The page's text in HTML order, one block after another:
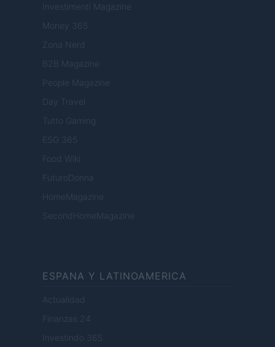
Investimenti Magazine
Money 365
Zona Nerd
B2B Magazine
People Magazine
Day Travel
Tutto Gaming
ESG 365
Food Wiki
FuturoDonna
HomeMagazine
SecondHomeMagazine
ESPANA Y LATINOAMERICA
Actualidad
Finanzas 24
Investindo 365